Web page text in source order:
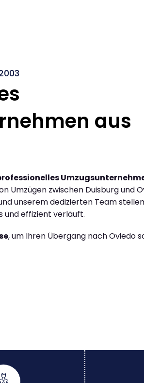
aus
Umzügen zwischen Duisburg und
unserem dedizierten Team
und effizient verläuft.
, um Ihren Übergang nach Oviedo